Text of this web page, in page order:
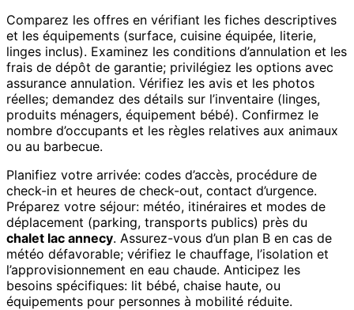
Comparez les offres en vérifiant les fiches descriptives
et les équipements (surface, cuisine équipée, literie,
linges inclus). Examinez les conditions d’annulation et les
frais de dépôt de garantie; privilégiez les options avec
assurance annulation. Vérifiez les avis et les photos
réelles; demandez des détails sur l’inventaire (linges,
produits ménagers, équipement bébé). Confirmez le
nombre d’occupants et les règles relatives aux animaux
ou au barbecue.
Planifiez votre arrivée: codes d’accès, procédure de
check-in et heures de check-out, contact d’urgence.
Préparez votre séjour: météo, itinéraires et modes de
déplacement (parking, transports publics) près du
chalet lac annecy. Assurez-vous d’un plan B en cas de
météo défavorable; vérifiez le chauffage, l’isolation et
l’approvisionnement en eau chaude. Anticipez les
besoins spécifiques: lit bébé, chaise haute, ou
équipements pour personnes à mobilité réduite.